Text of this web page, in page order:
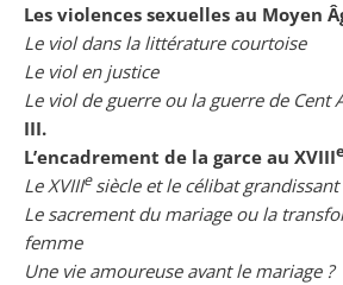
Les violences sexuelles au Moyen
Le viol dans la littérature courtoise
Le viol en justice
Le viol de guerre ou la guerre de Cent
III.
L’encadrement de la garce au XVIII
Le XVIIIesiècle et le célibat grandissant
Le sacrement du mariage ou la
femme
Une vie amoureuse avant le mariage ?